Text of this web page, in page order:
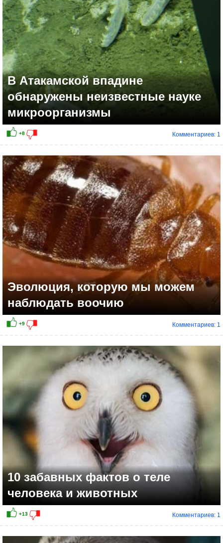
+10
В Атакамской впадине
обнаружены неизвестные науке
микроорганизмы
Комментариев: 1
Эволюция, которую мы можем
наблюдать воочию
Комментариев: 1
10 забавных фактов о теле
человека и животных
Комментариев: 1